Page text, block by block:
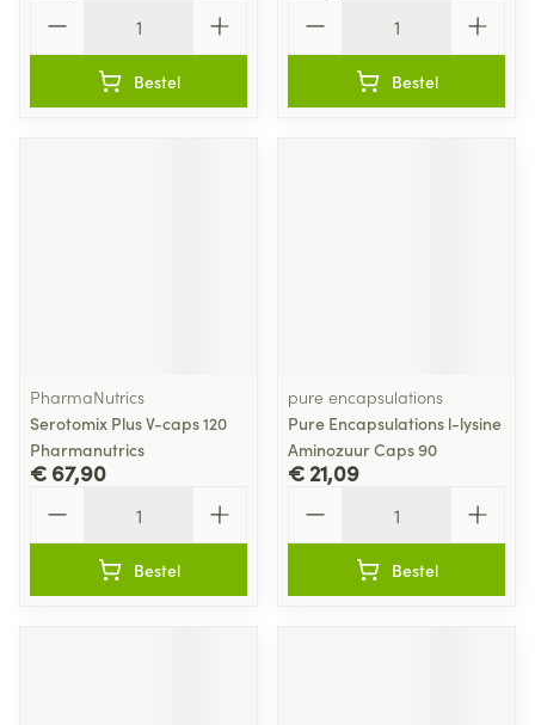
Bestel Bestel
PharmaNutrics
Serotomix Plus V-caps 120
Pharmanutrics
€ 67,90
Bestel
pure encapsulations
Pure Encapsulations l-lysine
Aminozuur Caps 90
€ 21,09
Bestel